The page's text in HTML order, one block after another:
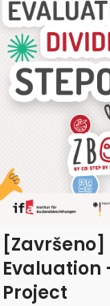
Evaluation
Project